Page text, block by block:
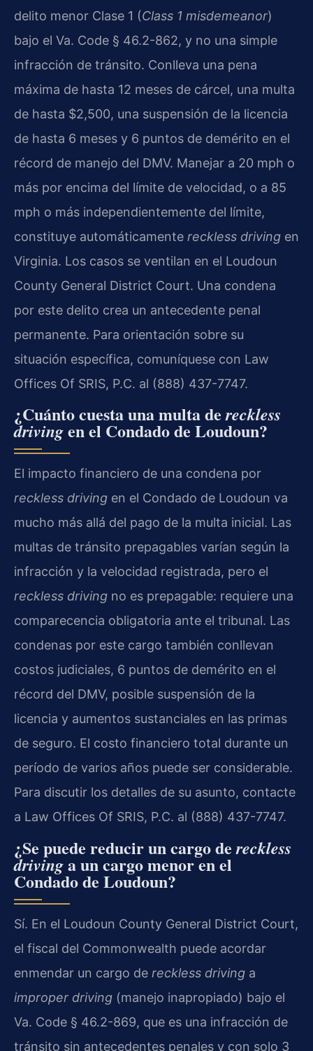
delito menor Clase 1 (Class 1 misdemeanor)
bajo el Va. Code § 46.2-862, y no una simple
infracción de tránsito. Conlleva una pena
máxima de hasta 12 meses de cárcel, una multa
de hasta $2,500, una suspensión de la licencia
de hasta 6 meses y 6 puntos de demérito en el
récord de manejo del DMV. Manejar a 20 mph o
más por encima del límite de velocidad, o a 85
mph o más independientemente del límite,
constituye automáticamente reckless driving en
Virginia. Los casos se ventilan en el Loudoun
County General District Court. Una condena
por este delito crea un antecedente penal
permanente. Para orientación sobre su
situación específica, comuníquese con Law
Offices Of SRIS, P.C. al (888) 437-7747.
¿Cuánto cuesta una multa dereckless
drivingen el Condado de Loudoun?
El impacto financiero de una condena por
reckless driving en el Condado de Loudoun va
mucho más allá del pago de la multa inicial. Las
multas de tránsito prepagables varían según la
infracción y la velocidad registrada, pero el
reckless driving no es prepagable: requiere una
comparecencia obligatoria ante el tribunal. Las
condenas por este cargo también conllevan
costos judiciales, 6 puntos de demérito en el
récord del DMV, posible suspensión de la
licencia y aumentos sustanciales en las primas
de seguro. El costo financiero total durante un
período de varios años puede ser considerable.
Para discutir los detalles de su asunto, contacte
a Law Offices Of SRIS, P.C. al (888) 437-7747.
¿Se puede reducir un cargo dereckless
drivinga un cargo menor en el
Condado de Loudoun?
Sí. En el Loudoun County General District Court,
el fiscal del Commonwealth puede acordar
enmendar un cargo de reckless driving a
improper driving (manejo inapropiado) bajo el
Va. Code § 46.2-869, que es una infracción de
tránsito sin antecedentes penales y con solo 3